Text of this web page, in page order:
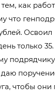
как
что
Освоил
только
чтобы